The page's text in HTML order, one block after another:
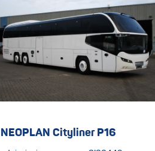
NEOPLAN Cityliner P16